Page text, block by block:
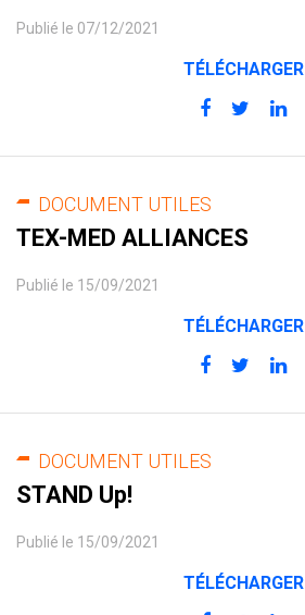
Publié le 07/12/2021
TÉLÉCHARGER
DOCUMENT UTILES
TEX-MED ALLIANCES
Publié le 15/09/2021
TÉLÉCHARGER
DOCUMENT UTILES
STAND Up!
Publié le 15/09/2021
TÉLÉCHARGER